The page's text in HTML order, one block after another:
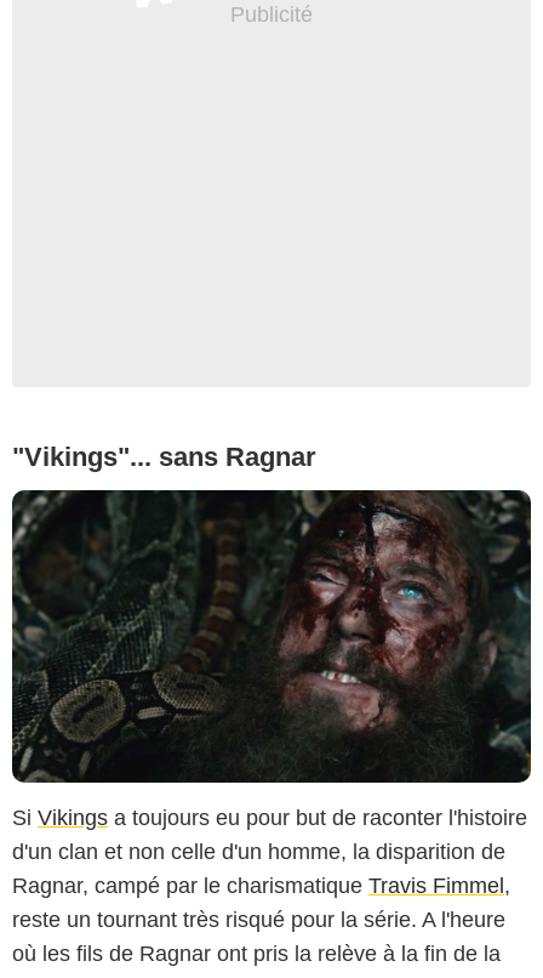
"Vikings"... sans Ragnar
Si Vikings a toujours eu pour but de raconter l'histoire
d'un clan et non celle d'un homme, la disparition de
Ragnar, campé par le charismatique Travis Fimmel ,
reste un tournant très risqué pour la série. A l'heure
où les fils de Ragnar ont pris la relève à la fin de la